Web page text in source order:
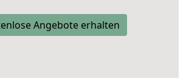
Angebote erhalten